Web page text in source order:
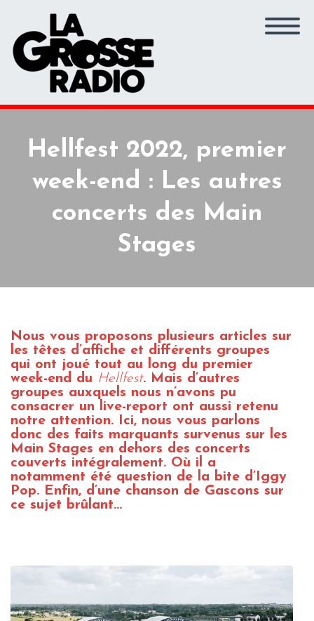
Hellfest 2022, premier
week-end : Les autres
concerts des Main
Stages
Nous vous proposons plusieurs articles sur
les têtes d’affiche et différents groupes
qui ont joué tout au long du premier
week-end du Hellfest. Mais d’autres
groupes auxquels nous n’avons pu
consacrer un live-report ont aussi retenu
notre attention. Ici, nous vous parlons
donc des faits marquants survenus sur les
Main Stages en dehors des concerts
couverts intégralement. Où il a
notamment été question de la bite d’Iggy
Pop. Enfin, d’une chanson de Gascons sur
ce sujet brûlant…